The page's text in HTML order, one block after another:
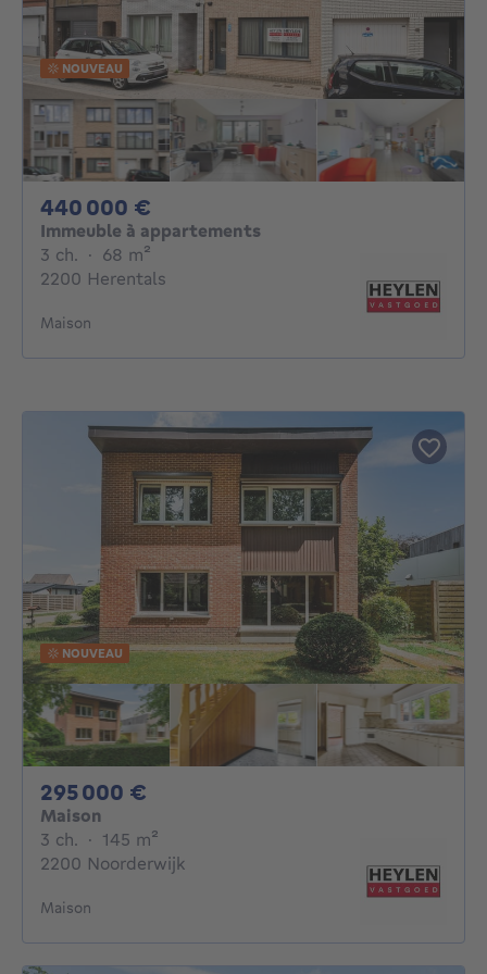
NOUVEAU
440 000 €
Immeuble à appartements
3 ch. 3 chambres
· 68 m²
2200 Herentals
Maison
NOUVEAU
295 000 €
Maison
3 ch. 3 chambres
· 145 m²
2200 Noorderwijk
Maison